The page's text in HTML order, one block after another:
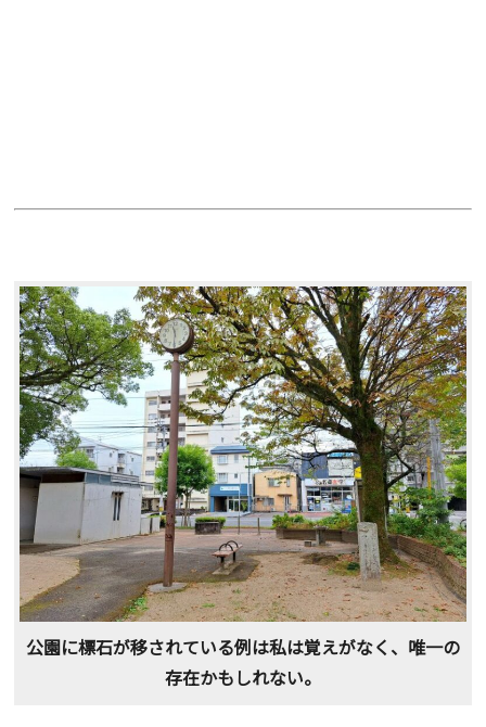
公園に標石が移されている例は私は覚えがなく、唯一の
存在かもしれない。